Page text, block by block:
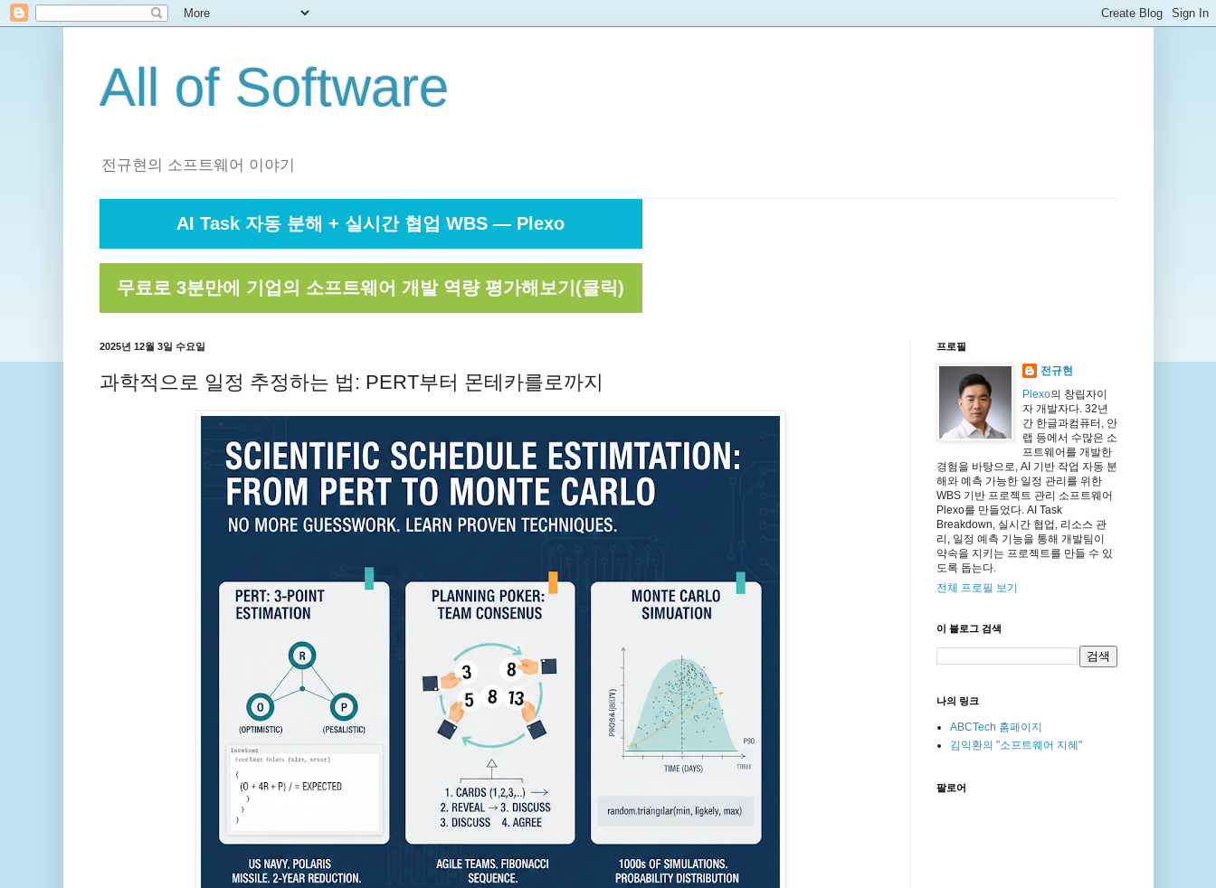
All of Software
전규현의 소프트웨어 이야기
AI Task 자동 분해 + 실시간 협업 WBS — Plexo
무료로 3분만에 기업의 소프트웨어 개발 역량 평가해보기(클릭)
2025년 12월 3일 수요일
과학적으로 일정 추정하는 법: PERT부터 몬테카를로까지
프로필
전규현
Plexo의 창립자이
자 개발자다. 32년
간 한글과컴퓨터, 안
랩 등에서 수많은 소
프트웨어를 개발한
경험을 바탕으로, AI 기반 작업 자동 분
해와 예측 가능한 일정 관리를 위한
WBS 기반 프로젝트 관리 소프트웨어
Plexo를 만들었다. AI Task
Breakdown, 실시간 협업, 리소스 관
리, 일정 예측 기능을 통해 개발팀이
약속을 지키는 프로젝트를 만들 수 있
도록 돕는다.
전체 프로필 보기
이 블로그 검색
나의 링크
ABCTech 홈페이지
김익환의 "소프트웨어 지혜"
팔로어